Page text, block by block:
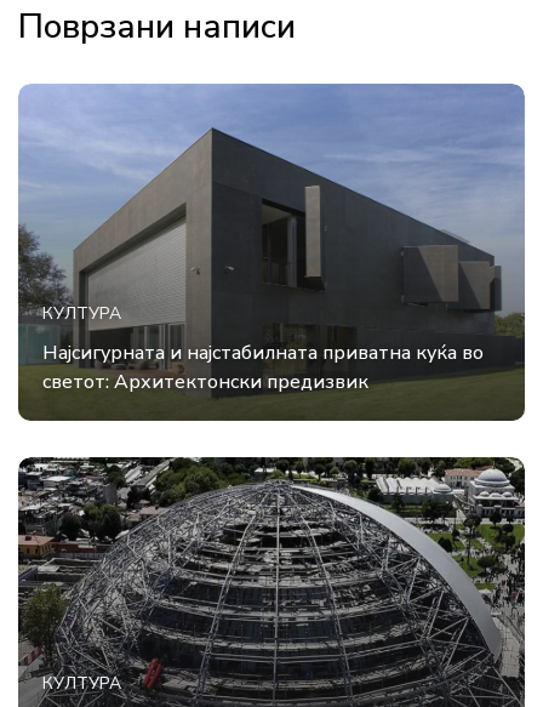
Поврзани написи
КУЛТУРА
Најсигурната и најстабилната приватна куќа во
светот: Архитектонски предизвик
КУЛТУРА